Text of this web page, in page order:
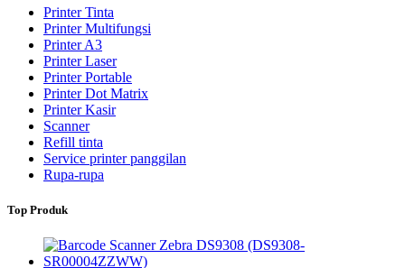
Printer Tinta
Printer Multifungsi
Printer A3
Printer Laser
Printer Portable
Printer Dot Matrix
Printer Kasir
Scanner
Refill tinta
Service printer panggilan
Rupa-rupa
Top Produk